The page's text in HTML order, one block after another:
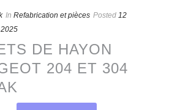
In Refabrication et pièces Posted 12
DE HAYON
204 ET 304